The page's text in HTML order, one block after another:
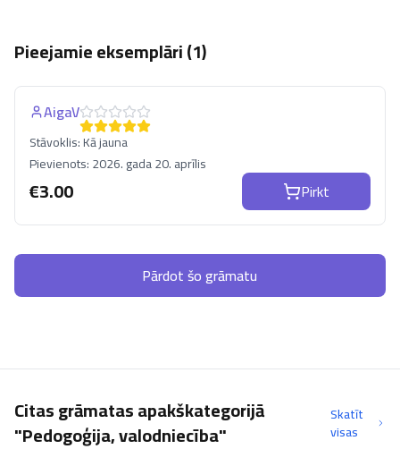
Pieejamie eksemplāri (1)
AigaV
Stāvoklis:Kā jauna
Pievienots:2026. gada 20. aprīlis
€3.00 Pirkt
Pārdot šo grāmatu
Citas grāmatas apakškategorijā
"Pedogoģija, valodniecība"
Skatīt
visas